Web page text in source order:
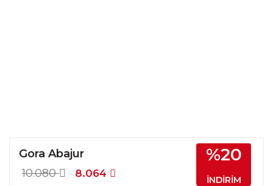
Gora Abajur
10.080
8.064
İNDİRİM
%20